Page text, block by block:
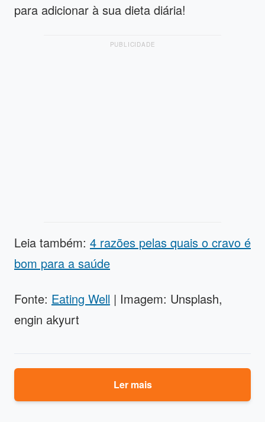
para adicionar à sua dieta diária!
PUBLICIDADE
Leia também: 4 razões pelas quais o cravo é
bom para a saúde
Fonte: Eating Well | Imagem: Unsplash,
engin akyurt
Ler mais